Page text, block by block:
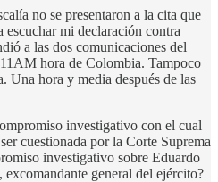
no se presentaron a la cita que
mi declaración contra
a las dos comunicaciones del
hora de Colombia. Tampoco
Una hora y media después de las
investigativo con el cual
cuestionada por la Corte Suprema
investigativo sobre Eduardo
general del ejército?